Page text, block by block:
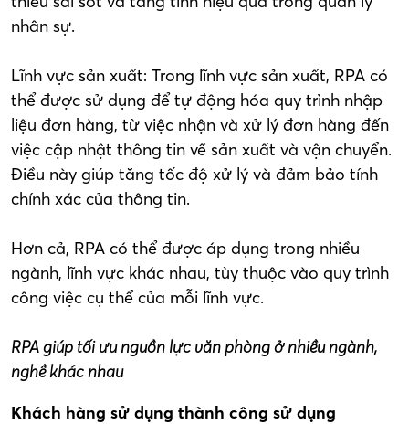
nhân sự.
Lĩnh vực sản xuất: Trong lĩnh vực sản xuất, RPA có
thể được sử dụng để tự động hóa quy trình nhập
liệu đơn hàng, từ việc nhận và xử lý đơn hàng đến
việc cập nhật thông tin về sản xuất và vận chuyển.
Điều này giúp tăng tốc độ xử lý và đảm bảo tính
chính xác của thông tin.
Hơn cả, RPA có thể được áp dụng trong nhiều
ngành, lĩnh vực khác nhau, tùy thuộc vào quy trình
công việc cụ thể của mỗi lĩnh vực.
RPA giúp tối ưu nguồn lực văn phòng ở nhiều ngành,
nghề khác nhau
Khách hàng sử dụng thành công sử dụng